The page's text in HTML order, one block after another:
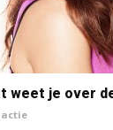
weet je over